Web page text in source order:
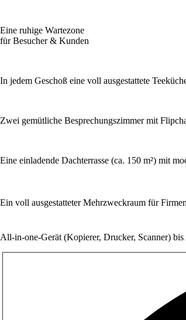
Eine ruhige Wartezone
für Besucher & Kunden
In jedem Geschoß eine voll ausgestattete
Zwei gemütliche Besprechungszimmer mit
Eine einladende Dachterrasse (ca. 150 m²) mit
Ein voll ausgestatteter Mehrzweckraum für
All-in-one-Gerät (Kopierer, Drucker, Scanner)